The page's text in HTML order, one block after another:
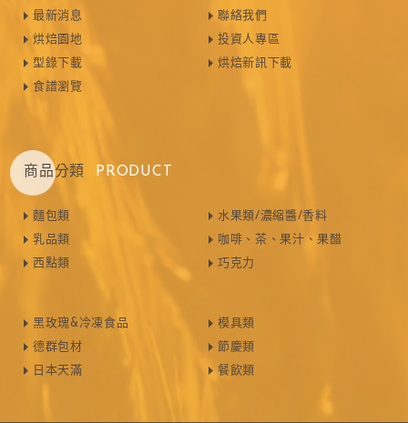
最新消息
烘焙園地
型錄下載
食譜瀏覽
聯絡我們
投資人專區
烘焙新訊下載
商品分類 PRODUCT
麵包類
乳品類
西點類
水果類/濃縮醬/香料
咖啡、茶、果汁、果醋
巧克力
黑玫瑰&冷凍食品
德群包材
日本天滿
模具類
節慶類
餐飲類